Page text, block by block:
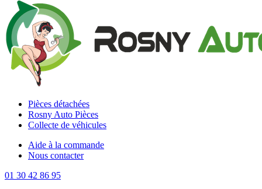
Pièces détachées
Rosny Auto Pièces
Collecte de véhicules
Aide à la commande
Nous contacter
01 30 42 86 95